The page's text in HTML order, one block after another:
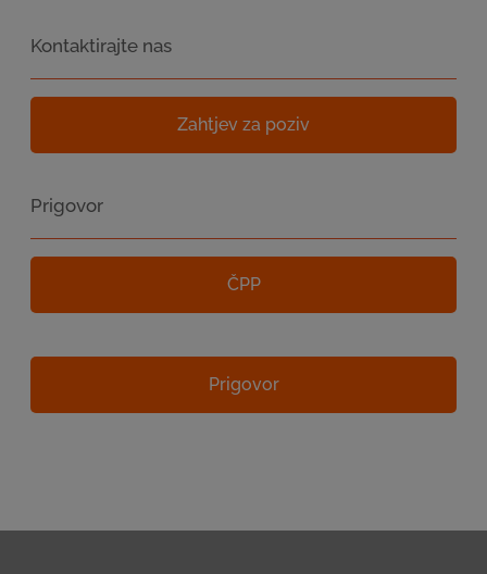
Kontaktirajte nas
Zahtjev za poziv
Prigovor
ČPP
Prigovor